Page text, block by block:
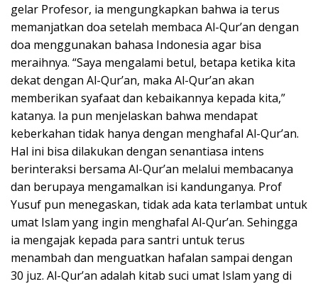
gelar Profesor, ia mengungkapkan bahwa ia terus
memanjatkan doa setelah membaca Al-Qur’an dengan
doa menggunakan bahasa Indonesia agar bisa
meraihnya. “Saya mengalami betul, betapa ketika kita
dekat dengan Al-Qur’an, maka Al-Qur’an akan
memberikan syafaat dan kebaikannya kepada kita,”
katanya. Ia pun menjelaskan bahwa mendapat
keberkahan tidak hanya dengan menghafal Al-Qur’an.
Hal ini bisa dilakukan dengan senantiasa intens
berinteraksi bersama Al-Qur’an melalui membacanya
dan berupaya mengamalkan isi kandunganya. Prof
Yusuf pun menegaskan, tidak ada kata terlambat untuk
umat Islam yang ingin menghafal Al-Qur’an. Sehingga
ia mengajak kepada para santri untuk terus
menambah dan menguatkan hafalan sampai dengan
30 juz. Al-Qur’an adalah kitab suci umat Islam yang di